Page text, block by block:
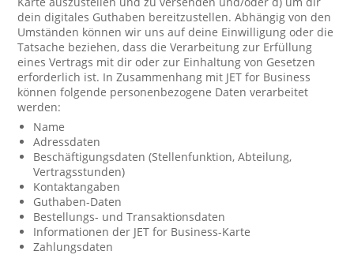
dein digitales Guthaben bereitzustellen. Abhängig von den
Umständen können wir uns auf deine Einwilligung oder die
Tatsache beziehen, dass die Verarbeitung zur Erfüllung
eines Vertrags mit dir oder zur Einhaltung von Gesetzen
erforderlich ist. In Zusammenhang mit JET for Business
können folgende personenbezogene Daten verarbeitet
werden:
Name
Adressdaten
Beschäftigungsdaten (Stellenfunktion, Abteilung,
Vertragsstunden)
Kontaktangaben
Guthaben-Daten
Bestellungs- und Transaktionsdaten
Informationen der JET for Business-Karte
Zahlungsdaten